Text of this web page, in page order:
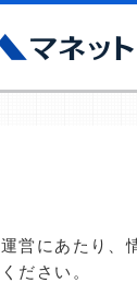
運営にあたり、
ください。